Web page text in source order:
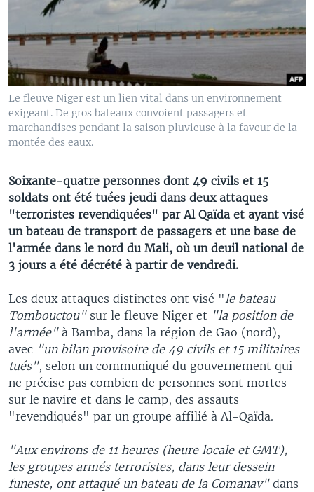
Le fleuve Niger est un lien vital dans un environnement
exigeant. De gros bateaux convoient passagers et
marchandises pendant la saison pluvieuse à la faveur de la
montée des eaux.
Soixante-quatre personnes dont 49 civils et 15
soldats ont été tuées jeudi dans deux attaques
"terroristes revendiquées" par Al Qaïda et ayant visé
un bateau de transport de passagers et une base de
l'armée dans le nord du Mali, où un deuil national de
3 jours a été décrété à partir de vendredi.
Les deux attaques distinctes ont visé " le bateau
Tombouctou"sur le fleuve Niger et "la position de
l'armée"à Bamba, dans la région de Gao (nord),
avec "un bilan provisoire de 49 civils et 15 militaires
tués", selon un communiqué du gouvernement qui
ne précise pas combien de personnes sont mortes
sur le navire et dans le camp, des assauts
"revendiqués" par un groupe affilié à Al-Qaïda.
"Aux environs de 11 heures (heure locale et GMT),
les groupes armés terroristes, dans leur dessein
funeste, ont attaqué un bateau de la Comanav"dans